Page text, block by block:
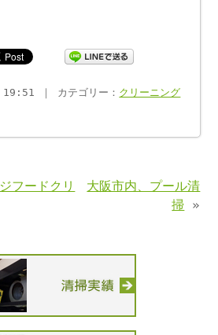
｜ カテゴリー： クリーニング
フードクリ
大阪市内、プール清
掃 »